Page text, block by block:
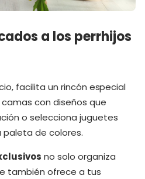
a los perrhijos
facilita un rincón especial
con diseños que
o selecciona juguetes
paleta de colores.
no solo organiza
también ofrece a tus